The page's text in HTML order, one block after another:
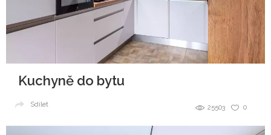
Kuchyně do bytu
0
25503
Sdílet